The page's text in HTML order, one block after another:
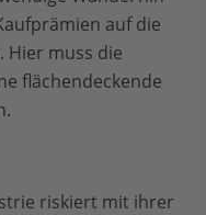
auf die
Hier muss die
flächendeckende
riskiert mit ihrer